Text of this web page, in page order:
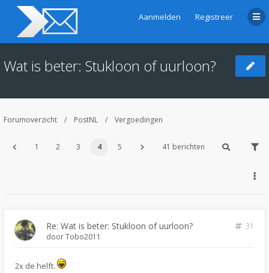
Aanmelden Registreer
Wat is beter: Stukloon of uurloon?
Forumoverzicht PostNL Vergoedingen
1 2 3 4 5 41 berichten
Re: Wat is beter: Stukloon of uurloon?
31
doorTobo2011
2x de helft.